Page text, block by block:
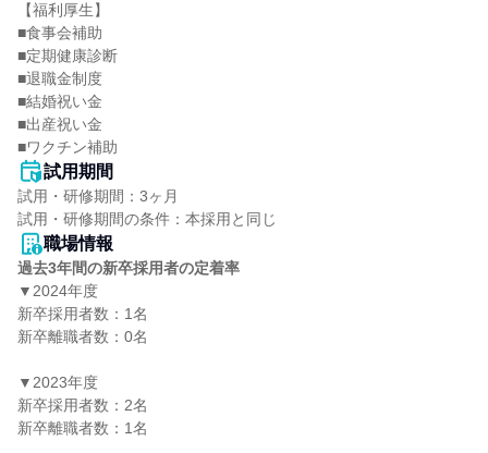
【福利厚生】
■食事会補助
■定期健康診断
■退職金制度
■結婚祝い金
■出産祝い金
■ワクチン補助
試用期間
試用・研修期間：3ヶ月
職場情報
過去3年間の新卒採用者の定着率
▼2024年度
新卒採用者数：1名
新卒離職者数：0名
▼2023年度
新卒採用者数：2名
新卒離職者数：1名